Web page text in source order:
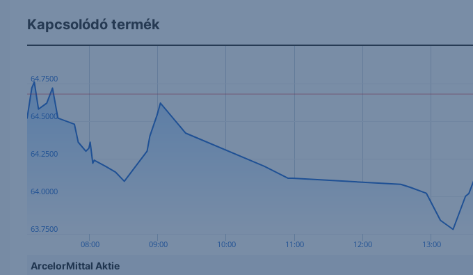
Kapcsolódó termék
08:00 09:00 10:00 11:00 12:00 13:00
63.7500
64.0000
64.2500
64.5000
64.7500
ArcelorMittal Aktie